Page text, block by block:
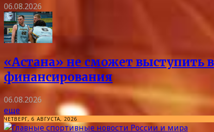
06.08.2026
«Астана» не сможет выступить в
финансирования
06.08.2026
еще
ЧЕТВЕРГ, 6 АВГУСТА, 2026